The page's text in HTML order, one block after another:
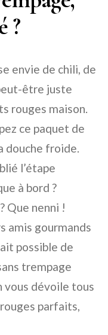
?
envie de chili, de
être juste
rouges maison.
ce paquet de
douche froide.
l’étape
à bord ?
Que nenni !
amis gourmands
possible de
trempage
vous dévoile tous
parfaits,